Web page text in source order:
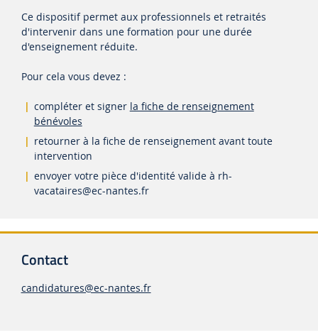
Ce dispositif permet aux professionnels et retraités
d'intervenir dans une formation pour une durée
d'enseignement réduite.
Pour cela vous devez :
compléter et signer la fiche de renseignement
bénévoles
retourner à la fiche de renseignement avant toute
intervention
envoyer votre pièce d'identité valide à rh-
vacataires@ec-nantes.fr
Contact
candidatures@ec-nantes.fr